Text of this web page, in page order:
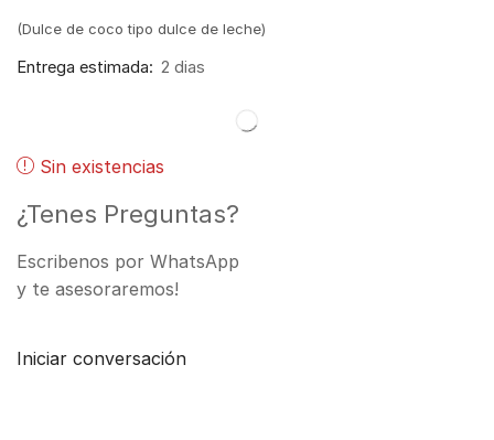
(Dulce de coco tipo dulce de leche)
Entrega estimada: 2 dias
Sin existencias
¿Tenes Preguntas?
Escribenos por WhatsApp
y te asesoraremos!
Iniciar conversación